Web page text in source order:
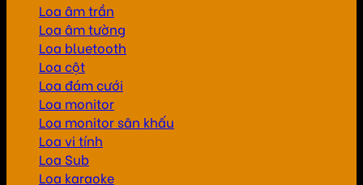
Loa âm trần
Loa âm tường
Loa bluetooth
Loa cột
Loa đám cưới
Loa monitor
Loa monitor sân khấu
Loa vi tính
Loa Sub
Loa karaoke